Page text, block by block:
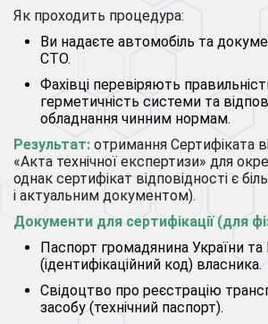
Як проходить процедура:
Ви надаєте автомобіль та
СТО.
Фахівці перевіряють
герметичність системи та
обладнання чинним нормам.
Результат: отримання Сертифіката
«Акта технічної експертизи» для
однак сертифікат відповідності є
і актуальним документом).
Документи для сертифікації (для
Паспорт громадянина України та
(ідентифікаційний код) власника.
Свідоцтво про реєстрацію
засобу (технічний паспорт).